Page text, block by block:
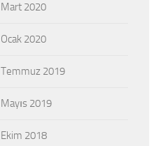
Mart 2020
Ocak 2020
Temmuz 2019
Mayıs 2019
Ekim 2018